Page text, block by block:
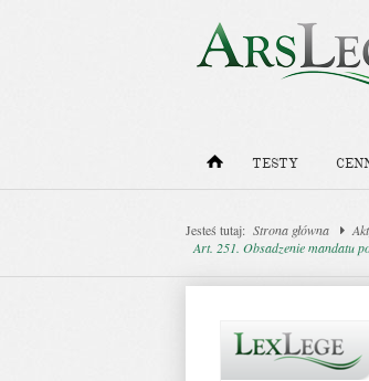
TESTY
Jesteś tutaj: Strona główna
Art. 251. Obsadzenie mandatu